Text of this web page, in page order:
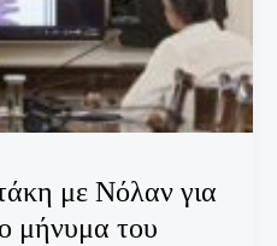
με Νόλαν για
μήνυμα του